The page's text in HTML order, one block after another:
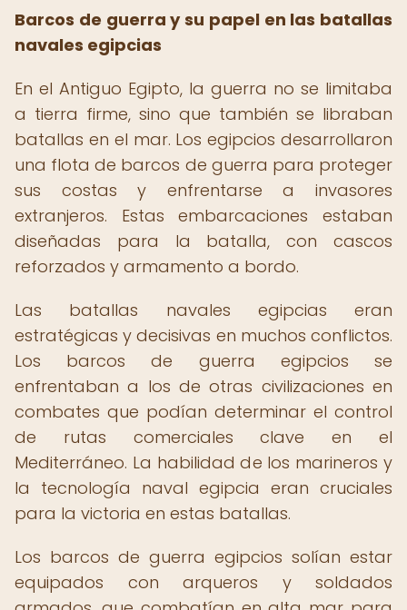
Barcos de guerra y su papel en las batallas
navales egipcias
En el Antiguo Egipto, la guerra no se limitaba
a tierra firme, sino que también se libraban
batallas en el mar. Los egipcios desarrollaron
una flota de barcos de guerra para proteger
sus costas y enfrentarse a invasores
extranjeros. Estas embarcaciones estaban
diseñadas para la batalla, con cascos
reforzados y armamento a bordo.
Las batallas navales egipcias eran
estratégicas y decisivas en muchos conflictos.
Los barcos de guerra egipcios se
enfrentaban a los de otras civilizaciones en
combates que podían determinar el control
de rutas comerciales clave en el
Mediterráneo. La habilidad de los marineros y
la tecnología naval egipcia eran cruciales
para la victoria en estas batallas.
Los barcos de guerra egipcios solían estar
equipados con arqueros y soldados